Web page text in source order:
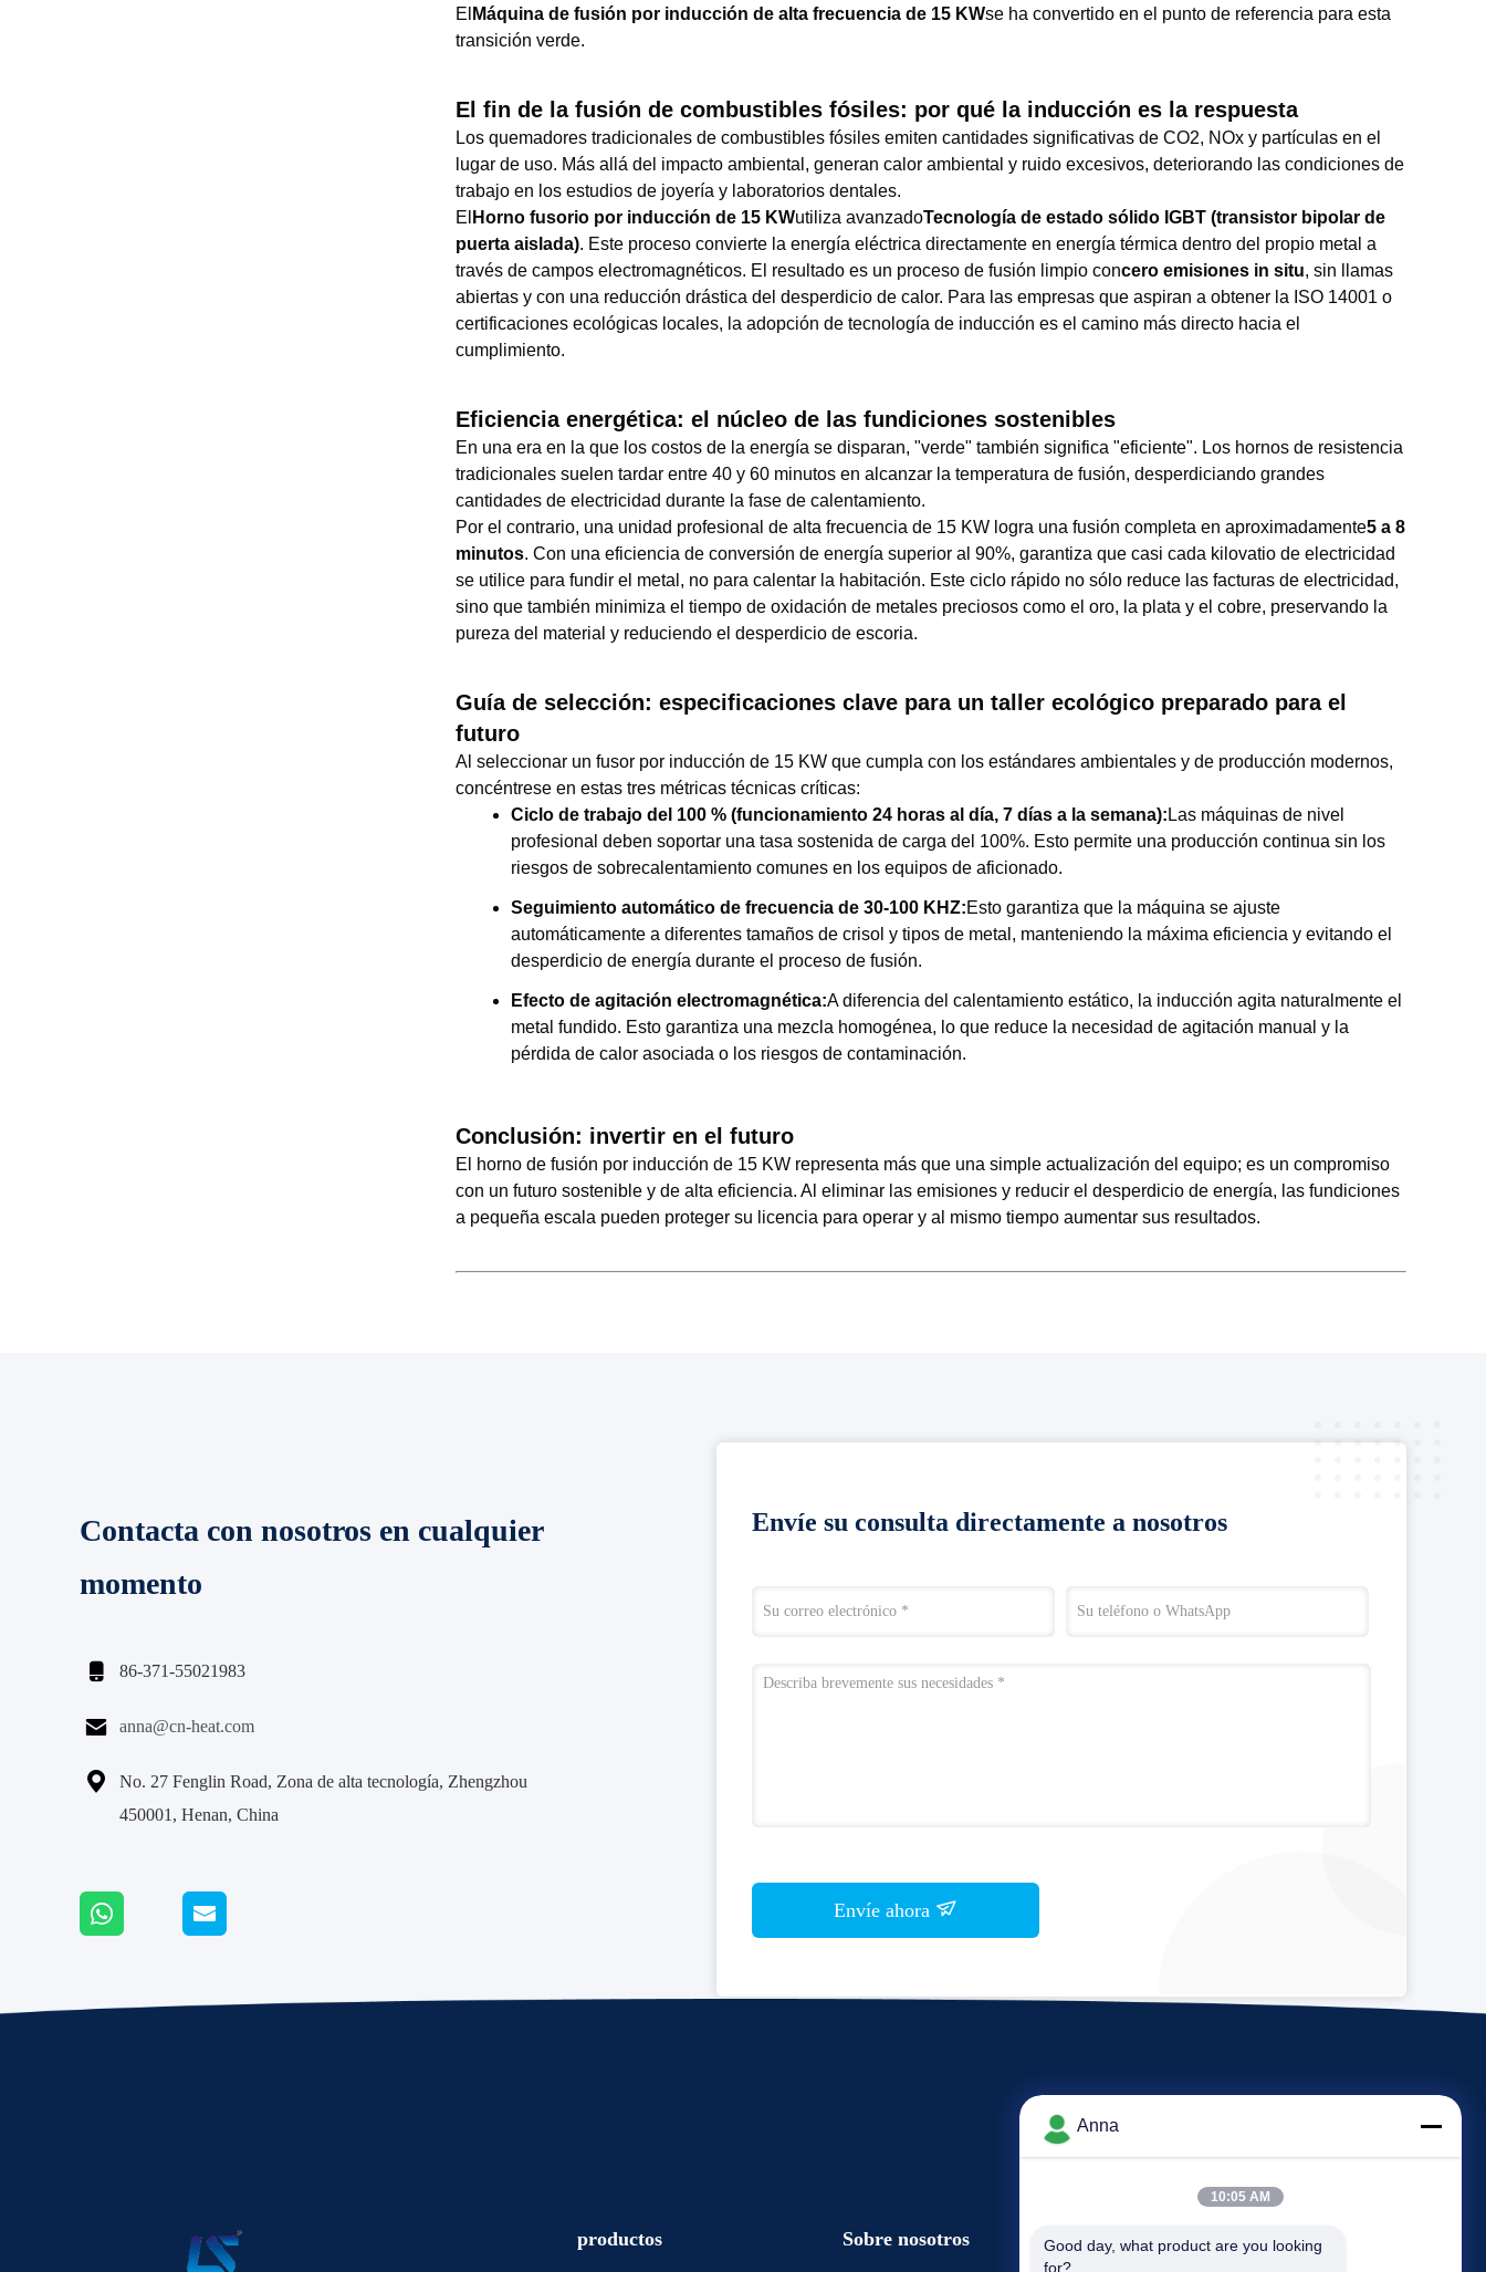
El Máquina de fusión por inducción de alta frecuencia de 15 KWse ha convertido en el punto de referencia para esta
transición verde.
El fin de la fusión de combustibles fósiles: por qué la inducción es la respuesta
Los quemadores tradicionales de combustibles fósiles emiten cantidades significativas de CO2, NOx y partículas en el
lugar de uso. Más allá del impacto ambiental, generan calor ambiental y ruido excesivos, deteriorando las condiciones de
trabajo en los estudios de joyería y laboratorios dentales.
El Horno fusorio por inducción de 15 KWutiliza avanzadoTecnología de estado sólido IGBT (transistor bipolar de
puerta aislada). Este proceso convierte la energía eléctrica directamente en energía térmica dentro del propio metal a
través de campos electromagnéticos. El resultado es un proceso de fusión limpio concero emisiones in situ, sin llamas
abiertas y con una reducción drástica del desperdicio de calor. Para las empresas que aspiran a obtener la ISO 14001 o
certificaciones ecológicas locales, la adopción de tecnología de inducción es el camino más directo hacia el
cumplimiento.
Eficiencia energética: el núcleo de las fundiciones sostenibles
En una era en la que los costos de la energía se disparan, "verde" también significa "eficiente". Los hornos de resistencia
tradicionales suelen tardar entre 40 y 60 minutos en alcanzar la temperatura de fusión, desperdiciando grandes
cantidades de electricidad durante la fase de calentamiento.
Por el contrario, una unidad profesional de alta frecuencia de 15 KW logra una fusión completa en aproximadamente5 a 8
minutos. Con una eficiencia de conversión de energía superior al 90%, garantiza que casi cada kilovatio de electricidad
se utilice para fundir el metal, no para calentar la habitación. Este ciclo rápido no sólo reduce las facturas de electricidad,
sino que también minimiza el tiempo de oxidación de metales preciosos como el oro, la plata y el cobre, preservando la
pureza del material y reduciendo el desperdicio de escoria.
Guía de selección: especificaciones clave para un taller ecológico preparado para el
futuro
Al seleccionar un fusor por inducción de 15 KW que cumpla con los estándares ambientales y de producción modernos,
concéntrese en estas tres métricas técnicas críticas:
Ciclo de trabajo del 100 % (funcionamiento 24 horas al día, 7 días a la semana): Las máquinas de nivel
profesional deben soportar una tasa sostenida de carga del 100%. Esto permite una producción continua sin los
riesgos de sobrecalentamiento comunes en los equipos de aficionado.
Seguimiento automático de frecuencia de 30-100 KHZ:Esto garantiza que la máquina se ajuste
automáticamente a diferentes tamaños de crisol y tipos de metal, manteniendo la máxima eficiencia y evitando el
desperdicio de energía durante el proceso de fusión.
Efecto de agitación electromagnética:A diferencia del calentamiento estático, la inducción agita naturalmente el
metal fundido. Esto garantiza una mezcla homogénea, lo que reduce la necesidad de agitación manual y la
pérdida de calor asociada o los riesgos de contaminación.
Conclusión: invertir en el futuro
El horno de fusión por inducción de 15 KW representa más que una simple actualización del equipo; es un compromiso
con un futuro sostenible y de alta eficiencia. Al eliminar las emisiones y reducir el desperdicio de energía, las fundiciones
a pequeña escala pueden proteger su licencia para operar y al mismo tiempo aumentar sus resultados.
Contacta con nosotros en cualquier
momento
 86-371-55021983
 anna@cn-heat.com

No. 27 Fenglin Road, Zona de alta tecnología, Zhengzhou
450001, Henan, China
Envíe su consulta directamente a nosotros
Envíe ahora
productos Sobre nosotros Eventos
Petición Una cita
Anna
10:05 AM
Good day, what product are you looking
for?